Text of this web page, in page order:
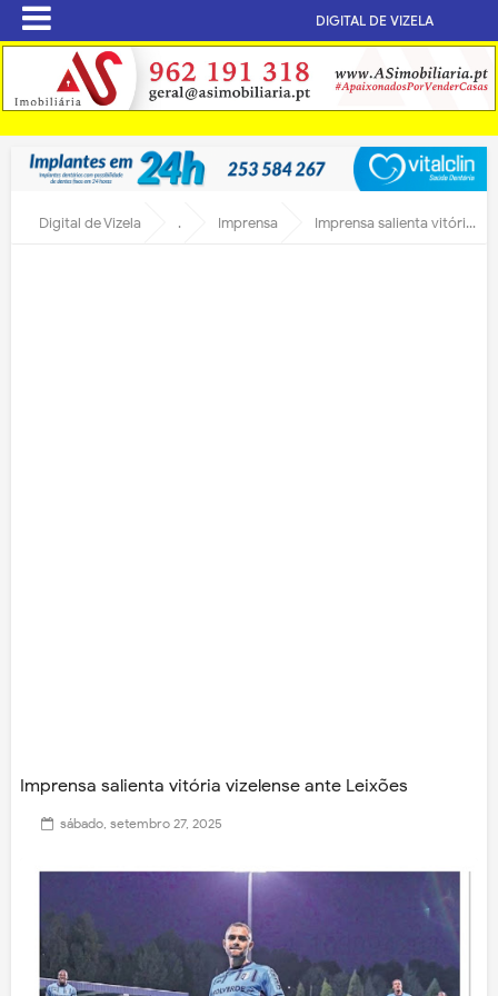
DIGITAL DE VIZELA
Digital de Vizela . Imprensa Imprensa salienta vitória vizelense ante Leixões
Imprensa salienta vitória vizelense ante Leixões
sábado, setembro 27, 2025